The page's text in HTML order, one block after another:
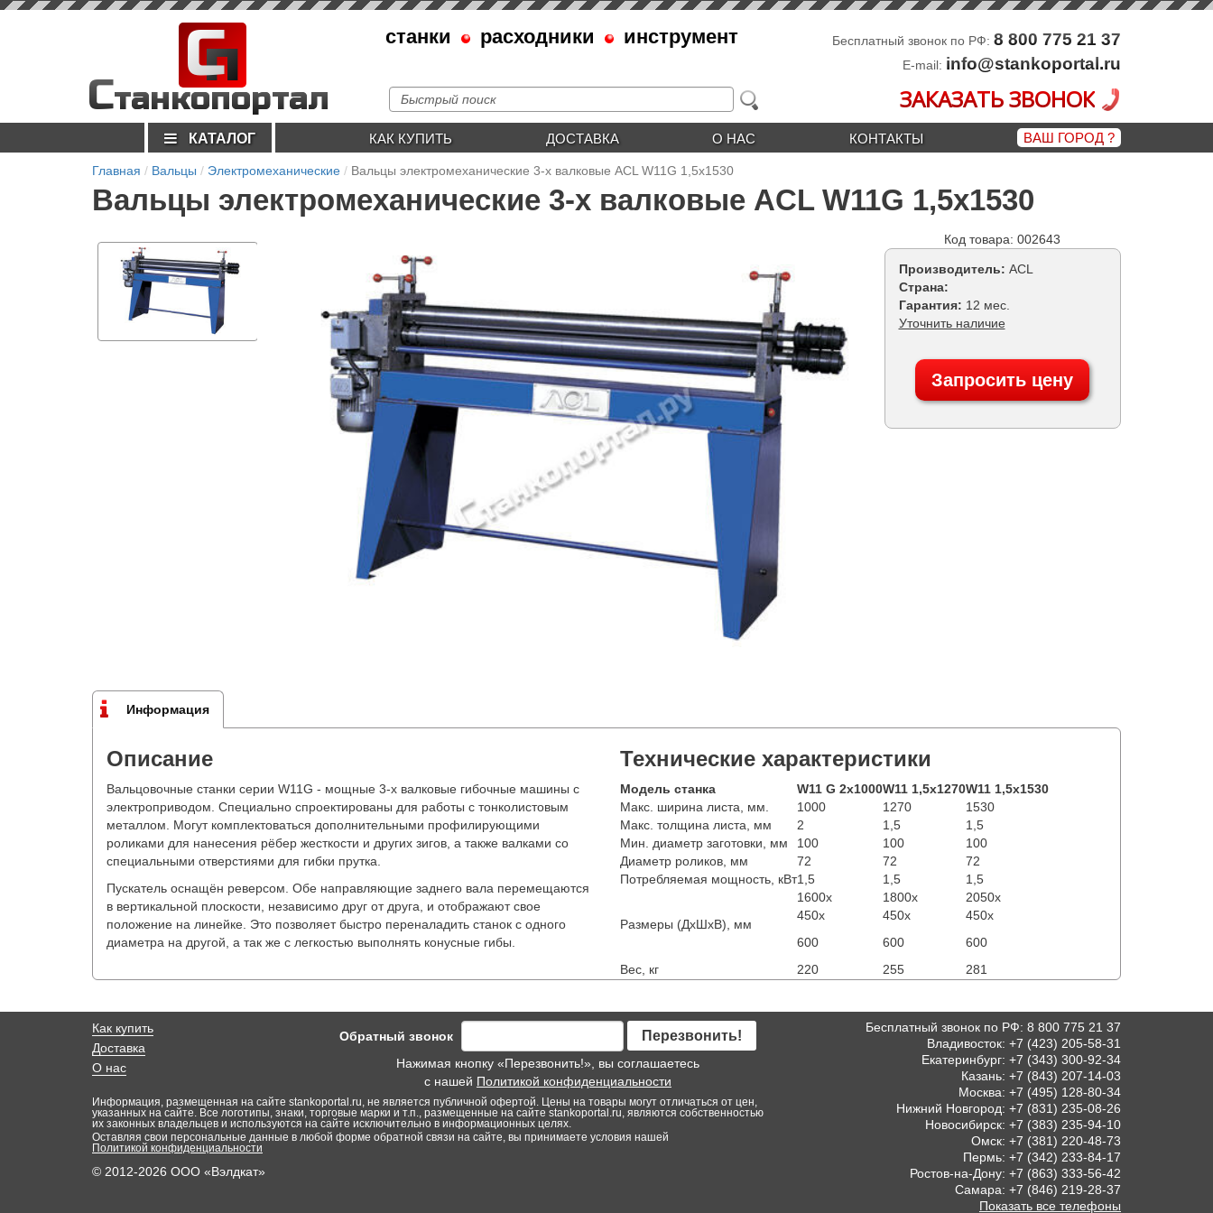
п
С
Станкопортал
станки расходники инструмент Бесплатный звонок по РФ: 8 800 775 21 37
E-mail: info@stankoportal.ru
ЗАКАЗАТЬ ЗВОНОК
КАТАЛОГ КАК КУПИТЬ ДОСТАВКА О НАС КОНТАКТЫ ВАШ ГОРОД?
Главная Вальцы Электромеханические Вальцы электромеханические 3-х валковые ACL W11G 1,5x1530
Вальцы электромеханические 3-х валковые ACL W11G 1,5x1530
Код товара: 002643
Производитель: ACL
Страна:
Гарантия: 12 мес.
Уточнить наличие
Запросить цену
Информация
Описание
Вальцовочные станки серии W11G - мощные 3-х валковые гибочные машины с
электроприводом. Специально спроектированы для работы с тонколистовым
металлом. Могут комплектоваться дополнительными профилирующими
роликами для нанесения рёбер жесткости и других зигов, а также валками со
специальными отверстиями для гибки прутка.
Пускатель оснащён реверсом. Обе направляющие заднего вала перемещаются
в вертикальной плоскости, независимо друг от друга, и отображают свое
положение на линейке. Это позволяет быстро переналадить станок с одного
диаметра на другой, а так же с легкостью выполнять конусные гибы.
Технические характеристики
Модель станка W11 G 2x1000W11 1,5x1270W11 1,5x1530
Макс. ширина листа, мм.
1000 1270
1530
Макс. толщина листа, мм
2 1,5
1,5
Мин. диаметр заготовки, мм
100 100
100
Диаметр роликов, мм
72 72
72
Потребляемая мощность, кВт1,5 1,5 1,5
Размеры (ДxШxВ), мм
1600x
450x
600
1800x
450x
600
2050x
450x
600
Вес, кг
220 255 281
Как купить
Доставка
О нас
Обратный звонок Перезвонить!
Нажимая кнопку «Перезвонить!», вы соглашаетесь
с нашей Политикой конфиденциальности
Информация, размещенная на сайте stankoportal.ru, не является публичной офертой. Цены на товары могут отличаться от цен,
указанных на сайте. Все логотипы, знаки, торговые марки и т.п., размещенные на сайте stankoportal.ru, являются собственностью
их законных владельцев и используются на сайте исключительно в информационных целях.
Оставляя свои персональные данные в любой форме обратной связи на сайте, вы принимаете условия нашей
Политикой конфиденциальности
© 2012-2026 ООО «Вэлдкат»
Бесплатный звонок по РФ: 8 800 775 21 37
Владивосток: +7 (423) 205-58-31
Екатеринбург: +7 (343) 300-92-34
Казань: +7 (843) 207-14-03
Москва: +7 (495) 128-80-34
Нижний Новгород: +7 (831) 235-08-26
Новосибирск: +7 (383) 235-94-10
Омск: +7 (381) 220-48-73
Пермь: +7 (342) 233-84-17
Ростов-на-Дону: +7 (863) 333-56-42
Самара: +7 (846) 219-28-37
Показать все телефоны